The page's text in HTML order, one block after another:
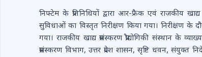
निफ्टेम के प्रतिनिधियों द्वारा आर-फ्रैक एवं राजकीय
सुविधाओं का विस्तृत निरीक्षण किया गया। निरीक्षण
गया। राजकीय खाद्य प्रसंस्करण प्रौद्योगिकी संस्थान
प्रसंस्करण विभाग, उत्तर प्रदेश शासन, सृष्टि धवन, संयुक्त